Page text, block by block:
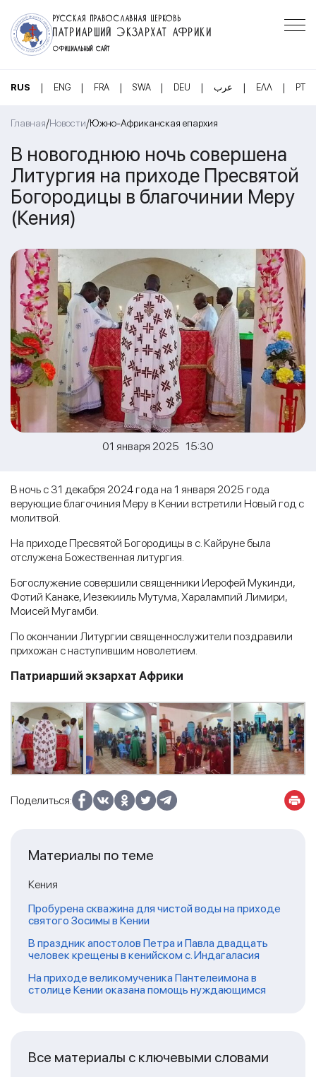
РУССКАЯ ПРАВОСЛАВНАЯ ЦЕРКОВЬ
ПАТРИАРШИЙ ЭКЗАРХАТ АФРИКИ
ОФИЦИАЛЬНЫЙ САЙТ
RUS | ENG | FRA | SWA | DEU | عرب | ΕΛΛ | PT
Главная/Новости/Южно-Африканская епархия
В новогоднюю ночь совершена
Литургия на приходе Пресвятой
Богородицы в благочинии Меру
(Кения)
01 января 2025 15:30
В ночь с 31 декабря 2024 года на 1 января 2025 года
верующие благочиния Меру в Кении встретили Новый год с
молитвой.
На приходе Пресвятой Богородицы в с. Кайруне была
отслужена Божественная литургия.
Богослужение совершили священники Иерофей Мукинди,
Фотий Канаке, Иезекииль Мутума, Харалампий Лимири,
Моисей Мугамби.
По окончании Литургии священнослужители поздравили
прихожан с наступившим новолетием.
Патриарший экзархат Африки
Поделиться:
Материалы по теме
Кения
Пробурена скважина для чистой воды на приходе
святого Зосимы в Кении
В праздник апостолов Петра и Павла двадцать
человек крещены в кенийском с. Индагаласия
На приходе великомученика Пантелеимона в
столице Кении оказана помощь нуждающимся
Все материалы с ключевыми словами